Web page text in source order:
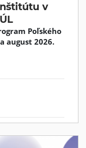
v
Poľského
august 2026.